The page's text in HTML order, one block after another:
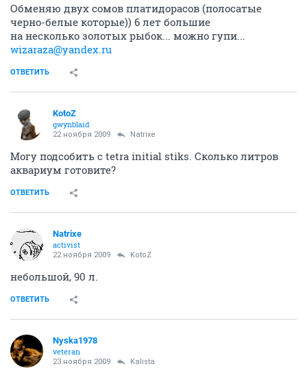
Обменяю двух сомов платидорасов (полосатые
черно-белые которые)) 6 лет большие
на несколько золотых рыбок... можно гупи...
wizaraza@yandex.ru
ОТВЕТИТЬ
KotoZ
gwynblaid
22 ноября 2009 Natrixe
Могу подсобить с tetra initial stiks. Сколько литров
аквариум готовите?
ОТВЕТИТЬ
Natrixe
activist
22 ноября 2009 KotoZ
небольшой, 90 л.
ОТВЕТИТЬ
Nyska1978
veteran
23 ноября 2009 Kalista